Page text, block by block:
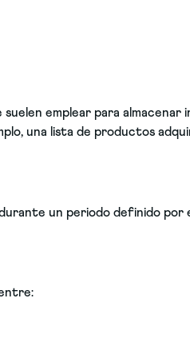
emplear para almacenar
una lista de productos
un periodo definido por